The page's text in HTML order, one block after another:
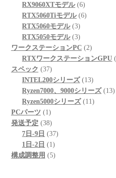
品
商
品
の
商
品
RX9060XTモデル 66
個
品
RTX5060Tiモデル 66
商
品
RTX5060モデル 33
個
の
商
RTX5050モデル 33
個
の
品
ワークステーションPC 22
個
商
品
RTXワークステーションGPU
スペック 3737
個
の
商
品
INTEL200シリーズ 1313
個
の
Ryzen7000、9000シリーズ 1313
Ryzen5000シリーズ 1111
PCパーツ 11
個
の
商
品
発送予定 3838
個
の
商
7日-9日 3737
1日-2日 11
個
構成調整用 55